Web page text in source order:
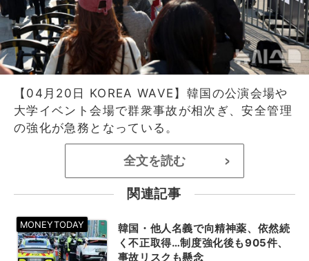
【04月20日 KOREA WAVE】韓国の公演会場や
大学イベント会場で群衆事故が相次ぎ、安全管理
の強化が急務となっている。
全文を読む >
関連記事
韓国・他人名義で向精神薬、依然続
く不正取得…制度強化後も905件、
事故リスクも懸念